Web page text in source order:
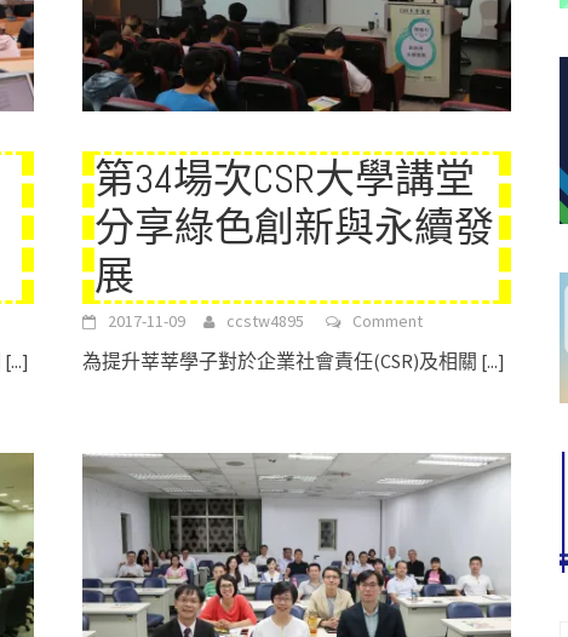
[...]
第34場次CSR大學講堂
分享綠色創新與永續發
展
2017-11-09 ccstw4895 Comment
為提升莘莘學子對於企業社會責任(CSR)及相關 [...]